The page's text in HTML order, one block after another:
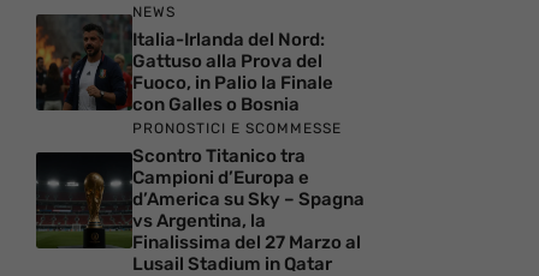
NEWS
Italia-Irlanda del Nord:
Gattuso alla Prova del
Fuoco, in Palio la Finale
con Galles o Bosnia
PRONOSTICI E SCOMMESSE
Scontro Titanico tra
Campioni d’Europa e
d’America su Sky – Spagna
vs Argentina, la
Finalissima del 27 Marzo al
Lusail Stadium in Qatar